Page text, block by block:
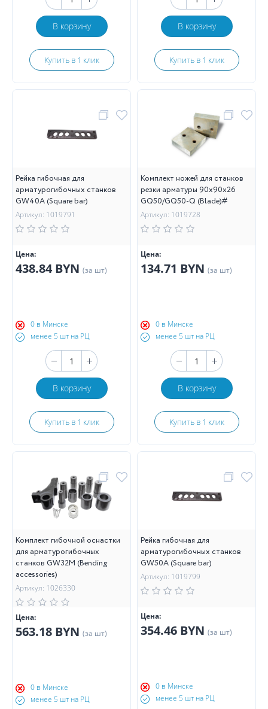
В корзину
Купить в 1 клик
В корзину
Купить в 1 клик
Рейка гибочная для
арматурогибочных станков
GW40A (Square bar)
Артикул: 1019791
Цена:
438.84 BYN (за шт)
0 в Минске
менее 5 шт на РЦ
В корзину
Купить в 1 клик
Комплект ножей для станков
резки арматуры 90х90х26
GQ50/GQ50-Q (Blade)#
Артикул: 1019728
Цена:
134.71 BYN (за шт)
0 в Минске
менее 5 шт на РЦ
В корзину
Купить в 1 клик
Комплект гибочной оснастки
для арматурогибочных
станков GW32M (Bending
accessories)
Артикул: 1026330
Цена:
563.18 BYN (за шт)
0 в Минске
менее 5 шт на РЦ
Рейка гибочная для
арматурогибочных станков
GW50A (Square bar)
Артикул: 1019799
Цена:
354.46 BYN (за шт)
0 в Минске
менее 5 шт на РЦ